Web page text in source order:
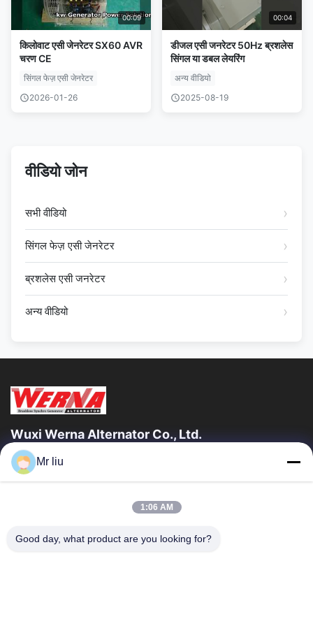
00:09
किलोवाट एसी जेनरेटर SX60 AVR
चरण CE
सिंगल फेज़ एसी जेनरेटर
2026-01-26
00:04
डीजल एसी जनरेटर 50Hz ब्रशलेस
सिंगल या डबल लेयरिंग
अन्य वीडियो
2025-08-19
वीडियो जोन
सभी वीडियो
सिंगल फेज़ एसी जेनरेटर
ब्रशलेस एसी जनरेटर
अन्य वीडियो
Wuxi Werna Alternator Co., Ltd.
त्वरित लिंक
हमारे बारे में
कारखाने का दौरा
गुणवत्ता नियंत्रण
Mr liu
1:06 AM
Good day, what product are you looking for?